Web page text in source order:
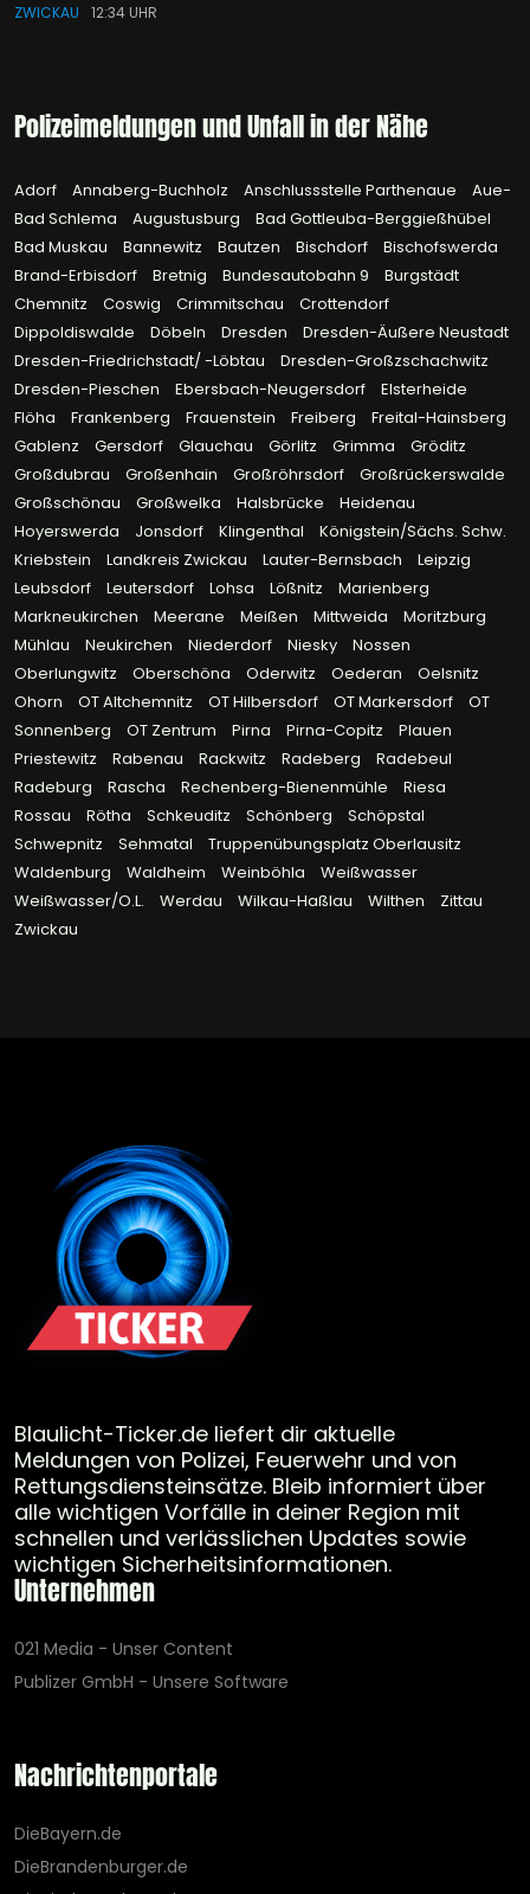
ZWICKAU 12:34 UHR
Polizeimeldungen und Unfall in der Nähe
Adorf Annaberg-Buchholz Anschlussstelle Parthenaue
Aue-
Bad Schlema
Augustusburg
Bad Gottleuba-Berggießhübel
Bad Muskau
Bannewitz Bautzen Bischdorf
Bischofswerda
Brand-Erbisdorf
Bretnig Bundesautobahn 9
Burgstädt
Chemnitz
Coswig Crimmitschau
Crottendorf
Dippoldiswalde
Döbeln Dresden
Dresden-Äußere Neustadt
Dresden-Friedrichstadt/ -Löbtau
Dresden-Großzschachwitz
Dresden-Pieschen
Ebersbach-Neugersdorf
Elsterheide
Flöha
Frankenberg Frauenstein Freiberg
Freital-Hainsberg
Gablenz
Gersdorf Glauchau Görlitz Grimma
Gröditz
Großdubrau
Großenhain Großröhrsdorf
Großrückerswalde
Großschönau
Großwelka Halsbrücke
Heidenau
Hoyerswerda
Jonsdorf Klingenthal
Königstein/Sächs. Schw.
Kriebstein
Landkreis Zwickau Lauter-Bernsbach
Leipzig
Leubsdorf
Leutersdorf Lohsa Lößnitz
Marienberg
Markneukirchen
Meerane Meißen Mittweida
Moritzburg
Mühlau
Neukirchen Niederdorf Niesky
Nossen
Oberlungwitz
Oberschöna Oderwitz Oederan
Oelsnitz
Ohorn
OT Altchemnitz OT Hilbersdorf OT Markersdorf
OT
Sonnenberg
OT Zentrum Pirna Pirna-Copitz
Plauen
Priestewitz
Rabenau Rackwitz Radeberg
Radebeul
Radeburg
Rascha Rechenberg-Bienenmühle
Riesa
Rossau
Rötha Schkeuditz Schönberg
Schöpstal
Schwepnitz
Sehmatal
Truppenübungsplatz Oberlausitz
Waldenburg
Waldheim Weinböhla
Weißwasser
Weißwasser/O.L.
Werdau Wilkau-Haßlau Wilthen
Zittau
Zwickau
Blaulicht-Ticker.de liefert dir aktuelle
Meldungen von Polizei, Feuerwehr und von
Rettungsdiensteinsätze. Bleib informiert über
alle wichtigen Vorfälle in deiner Region mit
schnellen und verlässlichen Updates sowie
wichtigen Sicherheitsinformationen.
Unternehmen
021 Media - Unser Content
Publizer GmbH - Unsere Software
Nachrichtenportale
DieBayern.de
DieBrandenburger.de